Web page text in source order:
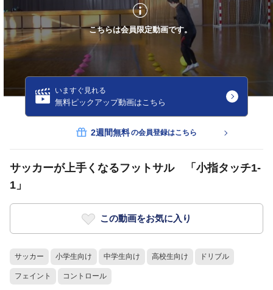
こちらは会員限定動画です。
いますぐ見れる
無料ピックアップ動画はこちら
2週間無料の会員登録はこちら
サッカーが上手くなるフットサル 「小指タッチ1-
1」
この動画をお気に入り
サッカー 小学生向け 中学生向け 高校生向け ドリブル
フェイント コントロール